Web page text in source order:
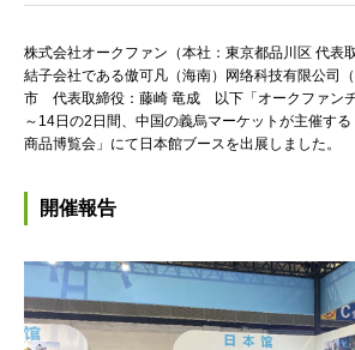
株式会社オークファン（本社：東京都品川区 代表
結子会社である傲可凡（海南）网络科技有限公司
市 代表取締役：藤崎 ⻯成 以下「オークファン
～14日の2日間、中国の義烏マーケットが主催す
商品博覧会」にて日本館ブースを出展しました。
開催報告